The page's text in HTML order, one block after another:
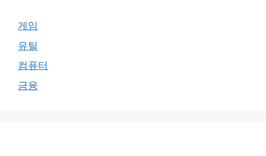
게임
유틸
컴퓨터
금융